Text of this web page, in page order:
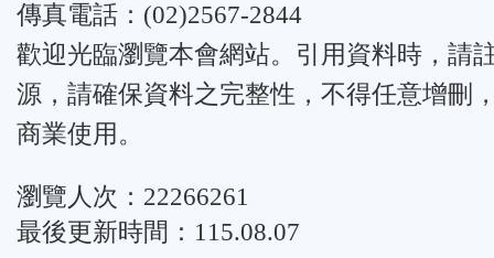
傳真電話：(02)2567-2844
歡迎光臨瀏覽本會網站。引用資料時，請
源，請確保資料之完整性，不得任意增刪
商業使用。
瀏覽人次：22266261
最後更新時間：115.08.07